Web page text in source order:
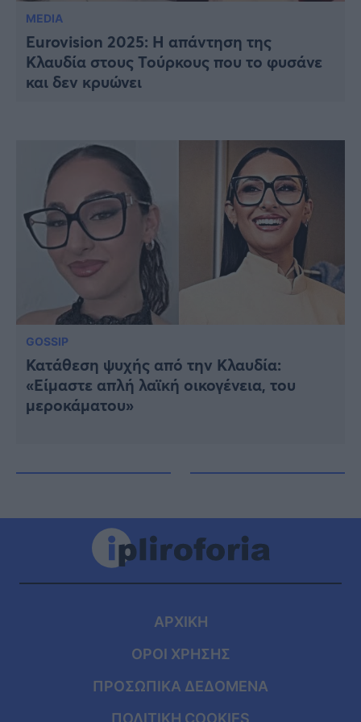
MEDIA
Eurovision 2025: Η απάντηση της
Κλαυδία στους Τούρκους που το φυσάνε
και δεν κρυώνει
GOSSIP
Κατάθεση ψυχής από την Κλαυδία:
«Είμαστε απλή λαϊκή οικογένεια, του
μεροκάματου»
ΑΡΧΙΚΗ
ΟΡΟΙ ΧΡΗΣΗΣ
ΠΡΟΣΩΠΙΚΑ ΔΕΔΟΜΕΝΑ
ΠΟΛΙΤΙΚΗ COOKIES